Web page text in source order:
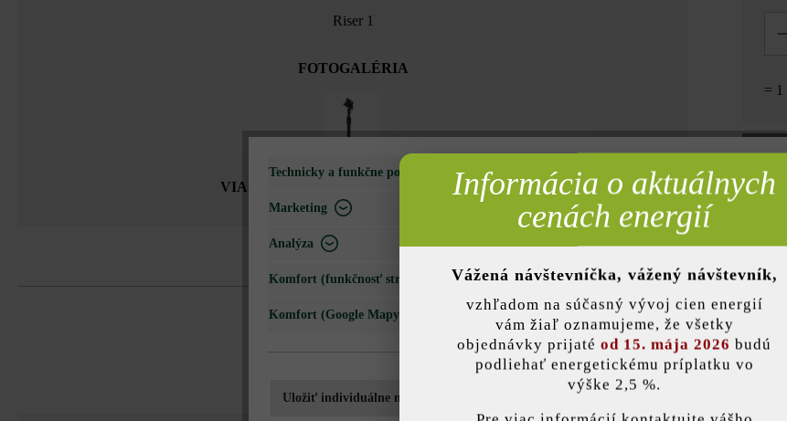
Riser 1
FOTOGALÉRIA
VIAC PODROBNOSTÍ O POLOŽKE
= 1
Opis produktu
Technicky a funkčne potrebné
Marketing
Analýza
Komfort (funkčnosť stránky)
Komfort (Google Mapy)
Uložiť individuálne nastavenie
Informácia o aktuálnych
cenách energií
Vážená návštevníčka, vážený návštevník,
vzhľadom na súčasný vývoj cien energií
vám žiaľ oznamujeme, že všetky
objednávky prijaté od 15. mája 2026 budú
podliehať energetickému príplatku vo
výške 2,5 %.